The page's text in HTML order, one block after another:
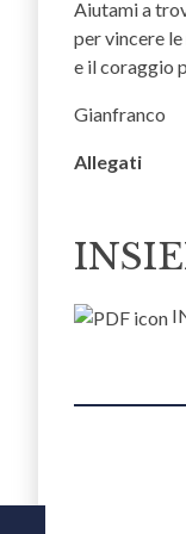
Aiutami a
per vincere
e il coraggio
Gianfranco
Allegati